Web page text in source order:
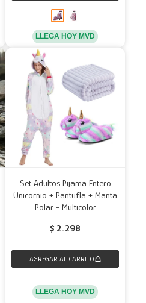
LLEGA HOY MVD
Set Adultos Pijama Entero
Unicornio + Pantufla + Manta
Polar - Multicolor
$ 2.298
LLEGA HOY MVD